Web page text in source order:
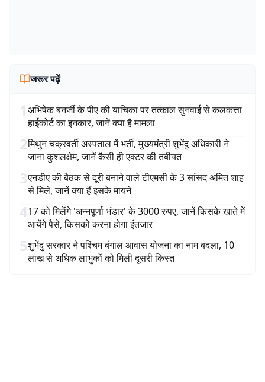
जरूर पढ़ें
1अभिषेक बनर्जी के पीए की याचिका पर तत्काल सुनवाई से कलकत्ता
हाईकोर्ट का इनकार, जानें क्या है मामला
2मिथुन चक्रवर्ती अस्पताल में भर्ती, मुख्यमंत्री शुभेंदु अधिकारी ने
जाना कुशलक्षेम, जानें कैसी ही एक्टर की तबीयत
3एनडीए की बैठक से दूरी बनाने वाले टीएमसी के 3 सांसद अमित शाह
से मिले, जानें क्या हैं इसके मायने
417 को मिलेंगे 'अन्नपूर्णा भंडार' के 3000 रुपए, जानें किसके खाते में
आयेंगे पैसे, किसको करना होगा इंतजार
5शुभेंदु सरकार ने पश्चिम बंगाल आवास योजना का नाम बदला, 10
लाख से अधिक लाभुकों को मिली दूसरी किस्त